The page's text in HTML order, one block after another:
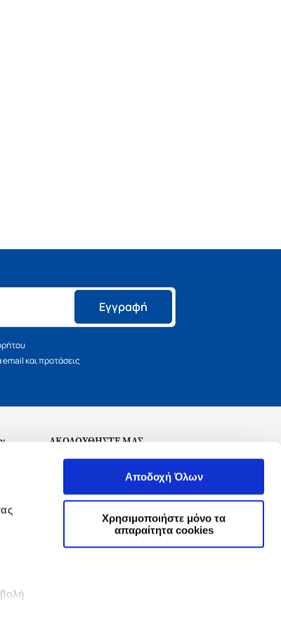
Αποδοχή Όλων
Χρησιμοποιήστε μόνο τα
απαραίτητα cookies
Εγγραφή
και προτάσεις
ΑΚΟΛΟΥΘΗΣΤΕ ΜΑΣ